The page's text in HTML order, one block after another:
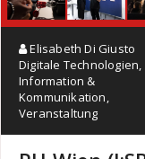
Elisabeth Di Giusto
Digitale Technologien,
Information &
Kommunikation,
Veranstaltung